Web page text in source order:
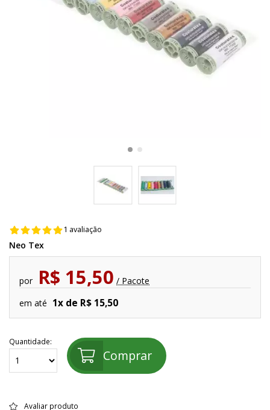
1 avaliação
Neo Tex
por R$ 15,50 / Pacote
em até 1x de R$ 15,50
Quantidade:
Comprar
Avaliar produto